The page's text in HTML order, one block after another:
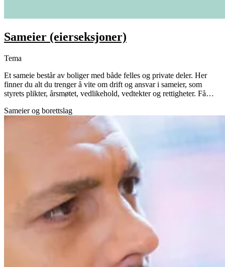
Sameier (eierseksjoner)
Tema
Et sameie består av boliger med både felles og private deler. Her
finner du alt du trenger å vite om drift og ansvar i sameier, som
styrets plikter, årsmøtet, vedlikehold, vedtekter og rettigheter. Få…
Sameier og borettslag